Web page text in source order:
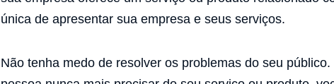
única de apresentar sua empresa e seus serviços.
Não tenha medo de resolver os problemas do seu